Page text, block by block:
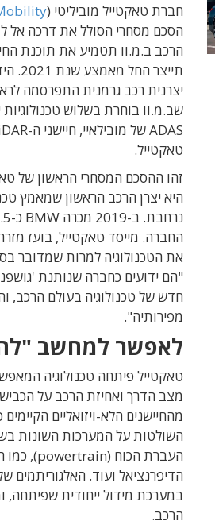
חברת טאקטייל מוביליטי (
הסכם מסחרי הסולל את דרכה אל
הרכב ב.מ.וו תטמיע את תוכנת
שב.מ.וו בוחרת בשלוש
טאקטייל.
היא יצרן הרכב הראשון שמאמץ
נרחבת.
החברה.
את הטכנולוגיה למרות שמדובר
"הם ידועים כחברה שנותנת
חדש של טכנולוגיה בעולם הרכב,
מפירותיה".
לאפשר למחשב
טאקטייל פיתחה טכנולוגיה
מצב הדרך ואחיזת הרכב על
מהחיישנים הלא-ויזואליים
השולטות על המערכות השונות
העברת הכוח (powertrain), כמו
הדיפרנציאל ועוד.
במערכת מידול ייחודית שפיתחה,
הרכב.